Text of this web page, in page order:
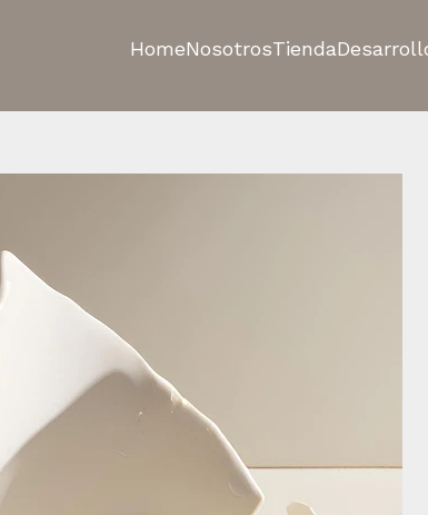
HomeNosotrosTienda